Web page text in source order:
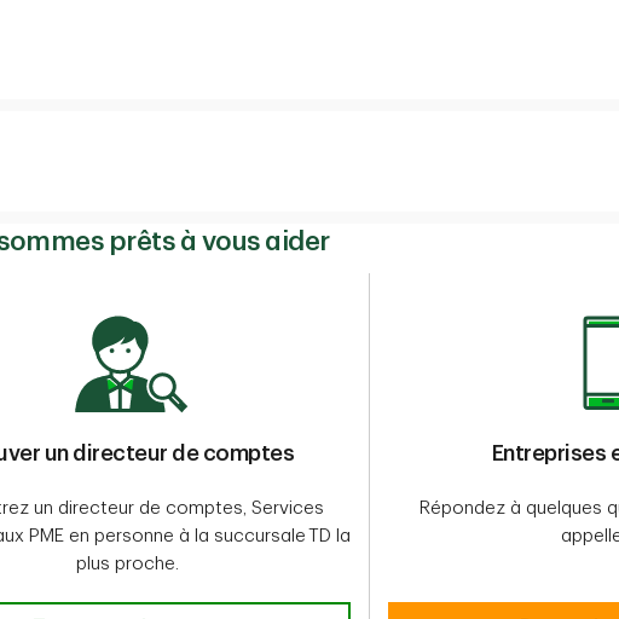
prêts à vous aider
un directeur de comptes
un directeur de comptes, Services
PME en personne à la succursale TD la
plus proche.
Entreprises
Répondez à quelques